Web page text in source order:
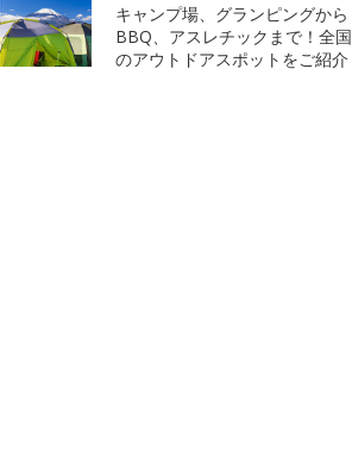
キャンプ場、グランピングから
BBQ、アスレチックまで！全国
のアウトドアスポットをご紹介